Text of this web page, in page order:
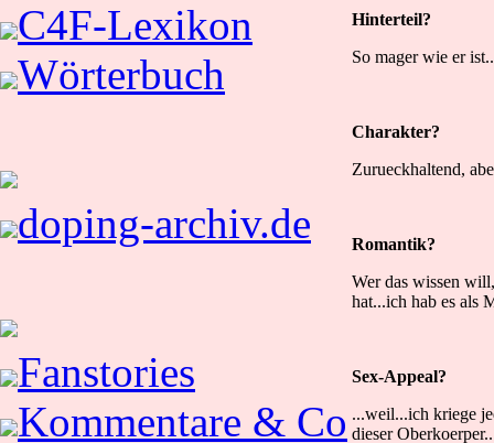
C4F-Lexikon
Wörterbuch
doping-archiv.de
Fanstories
Kommentare & Co
Hinterteil?
So mager wie er
Charakter?
Zurueckhaltend,
Romantik?
Wer das wissen
hat...ich hab es als
Sex-Appeal?
...weil...ich kriege
dieser